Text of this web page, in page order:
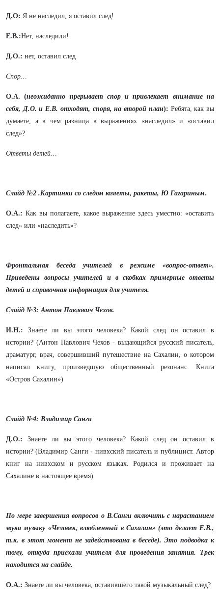
Д.О: Я не наследил, я оставил след!
Е.В.:Нет, наследили!
Д.О.: нет, оставил след
Спор…
О.А. (неожиданно прерывает спор и привлекает внимание на
себя, Д.О. и Е.В. отходят, споря, на второй план): Ребята, как вы
думаете, а в чем разница в выражениях «наследил» и «оставил
след»?
Ответы детей…
Слайд №2 .Картинки со следом кометы, ракеты, Ю Гагариным.
О.А.: Как вы полагаете, какое выражение здесь уместно: «оставить
след» или «наследить»?
Фронтальная беседа учителей в режиме «вопрос-ответ».
Приведены вопросы учителей и в скобках примерные ответы
детей и справочная информация для учителя.
Слайд №3: Антон Павлович Чехов.
И.Н.: Знаете ли вы этого человека? Какой след он оставил в
истории? (Антон Павлович Чехов - выдающийся русский писатель,
драматург, врач, совершивший путешествие на Сахалин, о котором
написал книгу, произведшую общественный резонанс. Книга
«Остров Сахалин»)
Слайд №4: Владимир Санги
Д.О.: Знаете ли вы этого человека? Какой след он оставил в
истории? (Владимир Санги- нивхский писатель и публицист. Автор
книг на нивхском и русском языках. Родился и проживает на
Сахалине в настоящее время)
По мере завершения вопросов о В.Санги включить с нарастанием
звука музыку «Человек, влюбленный в Сахалин» (это делает Е.В.,
т.к. в этот момент не задействована в беседе). Это подводка к
тому, откуда приехали учителя для проведения занятия. Трек
находится на слайде.
О.А.: Знаете ли вы человека, оставившего такой музыкальный след?